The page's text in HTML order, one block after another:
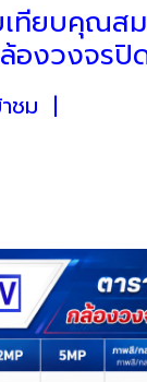
เทียบคุณส
องวงจรปิ
ชม |